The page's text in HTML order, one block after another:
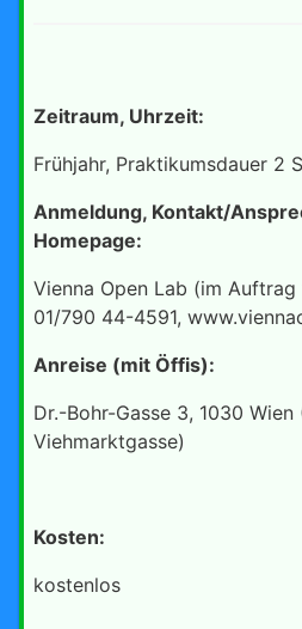
Zeitraum, Uhrzeit:
Frühjahr, Praktikumsdauer 2
Anmeldung, Kontakt/
Homepage:
Vienna Open Lab (im Auftrag
01/790 44-4591,
Anreise (mit Öffis):
Dr.-Bohr-Gasse 3, 1030
Viehmarktgasse)
Kosten:
kostenlos